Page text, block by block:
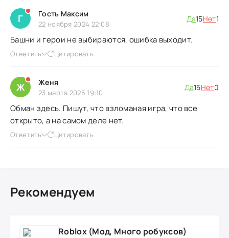
Г Гость Максим
22 ноября 2024 22:08
Да15Нет1
Башни и герои не выбираются, ошибка выходит.
Ответить Цитировать
Ж Женя
23 марта 2025 19:10
Да15Нет0
Обман здесь. Пишут, что взломаная игра, что все
открыто, а на самом деле нет.
Ответить Цитировать
Рекомендуем
Roblox (Мод, Много робуксов)